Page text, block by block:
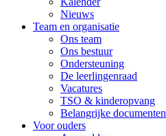
Nieuws
Team en organisatie
Ons team
Ons bestuur
Ondersteuning
De leerlingenraad
Vacatures
TSO & kinderopvang
Belangrijke documenten
Voor ouders